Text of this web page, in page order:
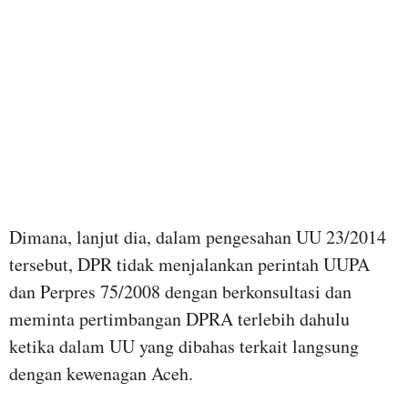
Dimana, lanjut dia, dalam pengesahan UU 23/2014
tersebut, DPR tidak menjalankan perintah UUPA
dan Perpres 75/2008 dengan berkonsultasi dan
meminta pertimbangan DPRA terlebih dahulu
ketika dalam UU yang dibahas terkait langsung
dengan kewenagan Aceh.